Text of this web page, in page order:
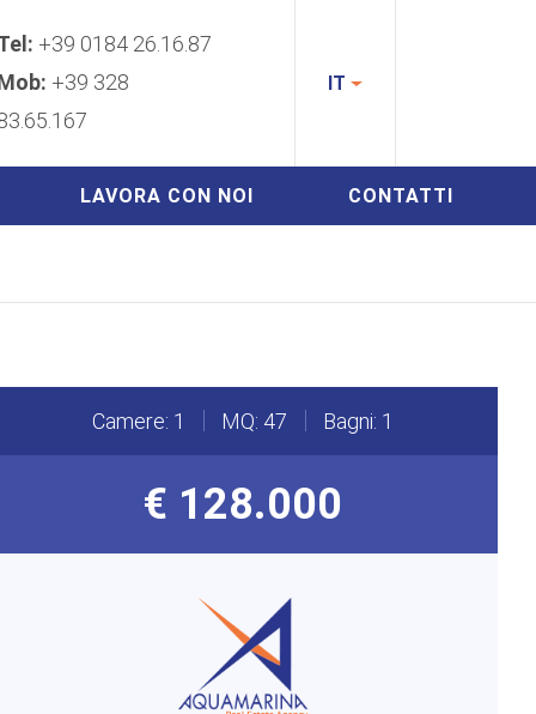
+39 0184 26.16.87
+39 328
IT
LAVORA CON NOI CONTATTI
Camere: 1 MQ: 47 Bagni: 1
€ 128.000